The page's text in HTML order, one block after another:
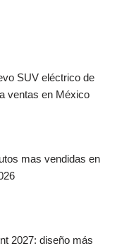
SUV eléctrico de
ventas en México
mas vendidas en
2027: diseño más